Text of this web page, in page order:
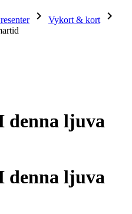
keyboard_arrow_right Vykort & kort keyboard_arrow_right
denna ljuva
denna ljuva